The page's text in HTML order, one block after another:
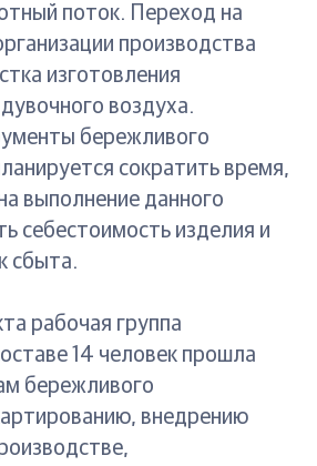
поток. Переход на
производства
изготовления
воздуха.
бережливого
сократить время,
выполнение данного
себестоимость изделия и
сбыта.
рабочая группа
14 человек прошла
бережливого
внедрению